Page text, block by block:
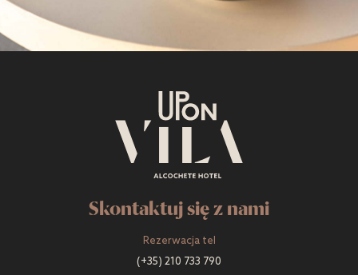
Skontaktuj się z nami
Rezerwacja tel
(+35) 210 733 790